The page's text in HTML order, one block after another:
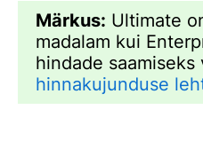
Märkus: Ultimate
madalam kui
hindade saamiseks
hinnakujunduse